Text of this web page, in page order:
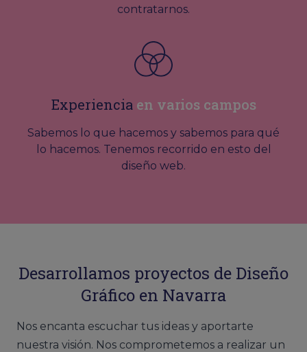
contratarnos.
Experiencia en varios campos
Sabemos lo que hacemos y sabemos para qué
lo hacemos. Tenemos recorrido en esto del
diseño web.
Desarrollamos proyectos de Diseño
Gráfico en Navarra
Nos encanta escuchar tus ideas y aportarte
nuestra visión. Nos comprometemos a realizar un